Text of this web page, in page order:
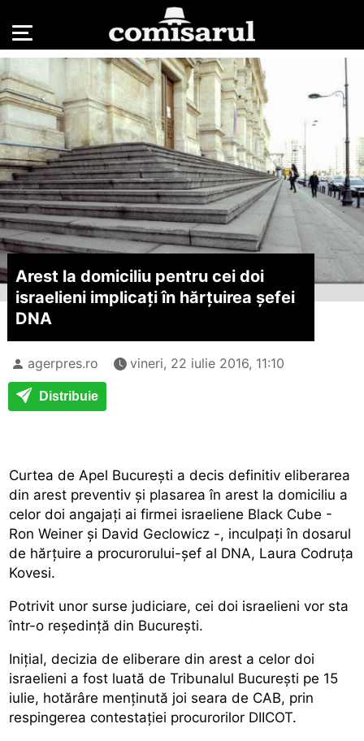
Arest la domiciliu pentru cei doi
israelieni implicați în hărțuirea șefei
DNA
agerpres.ro vineri, 22 iulie 2016, 11:10
Distribuie
Curtea de Apel București a decis definitiv eliberarea
din arest preventiv și plasarea în arest la domiciliu a
celor doi angajați ai firmei israeliene Black Cube -
Ron Weiner și David Geclowicz -, inculpați în dosarul
de hărțuire a procurorului-șef al DNA, Laura Codruța
Kovesi.
Potrivit unor surse judiciare, cei doi israelieni vor sta
într-o reședință din București.
Inițial, decizia de eliberare din arest a celor doi
israelieni a fost luată de Tribunalul București pe 15
iulie, hotărâre menținută joi seara de CAB, prin
respingerea contestației procurorilor DIICOT.